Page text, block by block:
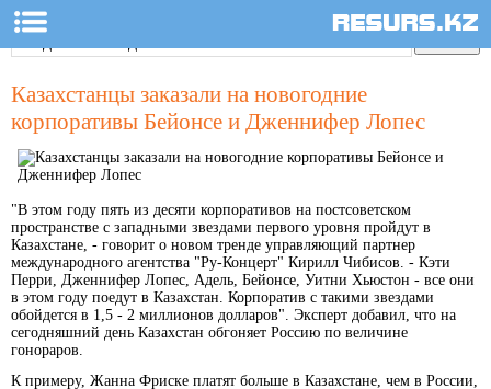
Казахстанцы заказали на новогодние
корпоративы Бейонсе и Дженнифер Лопес
"В этом году пять из десяти корпоративов на постсоветском
пространстве с западными звездами первого уровня пройдут в
Казахстане, - говорит о новом тренде управляющий партнер
международного агентства "Ру-Концерт" Кирилл Чибисов. - Кэти
Перри, Дженнифер Лопес, Адель, Бейонсе, Уитни Хьюстон - все они
в этом году поедут в Казахстан. Корпоратив с такими звездами
обойдется в 1,5 - 2 миллионов долларов". Эксперт добавил, что на
сегодняшний день Казахстан обгоняет Россию по величине
гонораров.
К примеру, Жанна Фриске платят больше в Казахстане, чем в России,